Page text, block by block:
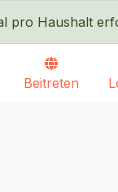
pro Haushalt
Beitreten